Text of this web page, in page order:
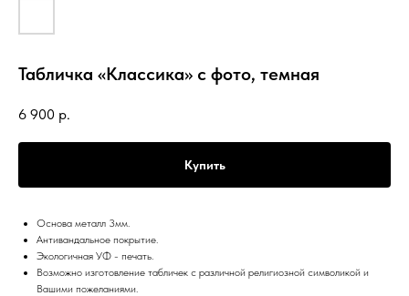
Табличка «Классика» с фото, темная
6 900 р.
Купить
Основа металл 3мм.
Антивандальное покрытие.
Экологичная УФ - печать.
Возможно изготовление табличек с различной религиозной символикой и
Вашими пожеланиями.